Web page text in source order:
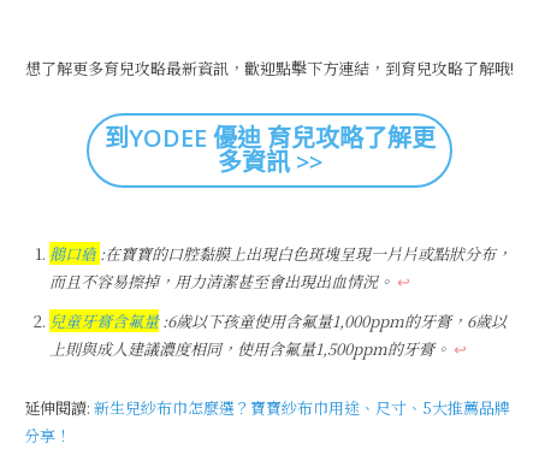
想了解更多育兒攻略最新資訊，歡迎點擊下方連結，到育兒攻略了解哦!
到YODEE 優迪 育兒攻略了解更
多資訊 >>
鵝口瘡 :在寶寶的口腔黏膜上出現白色斑塊呈現一片片或點狀分布，
而且不容易擦掉，用力清潔甚至會出現出血情況。 ↩︎
兒童牙膏含氟量:6歲以下孩童使用含氟量1,000ppm的牙膏，6歲以
上則與成人建議濃度相同，使用含氟量1,500ppm的牙膏。 ↩︎
延伸閱讀: 新生兒紗布巾怎麼選？寶寶紗布巾用途、尺寸、5大推薦品牌
分享！